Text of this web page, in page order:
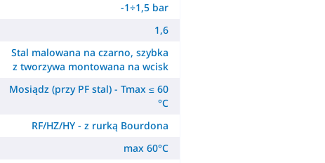
-1÷1,5 bar
1,6
Stal malowana na czarno, szybka
z tworzywa montowana na wcisk
Mosiądz (przy PF stal) - Tmax ≤ 60
°C
RF/HZ/HY - z rurką Bourdona
max 60°C